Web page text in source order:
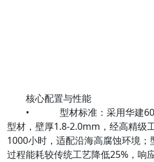
核心配置与性能
• 型材标准：采用华建
型材，壁厚1.8-2.0mm，经高精级
1000小时，适配沿海高腐蚀环境
过程能耗较传统工艺降低25%，响应